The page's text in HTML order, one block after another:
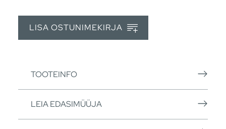
LISA OSTUNIMEKIRJA
TOOTEINFO
LEIA EDASIMÜÜJA